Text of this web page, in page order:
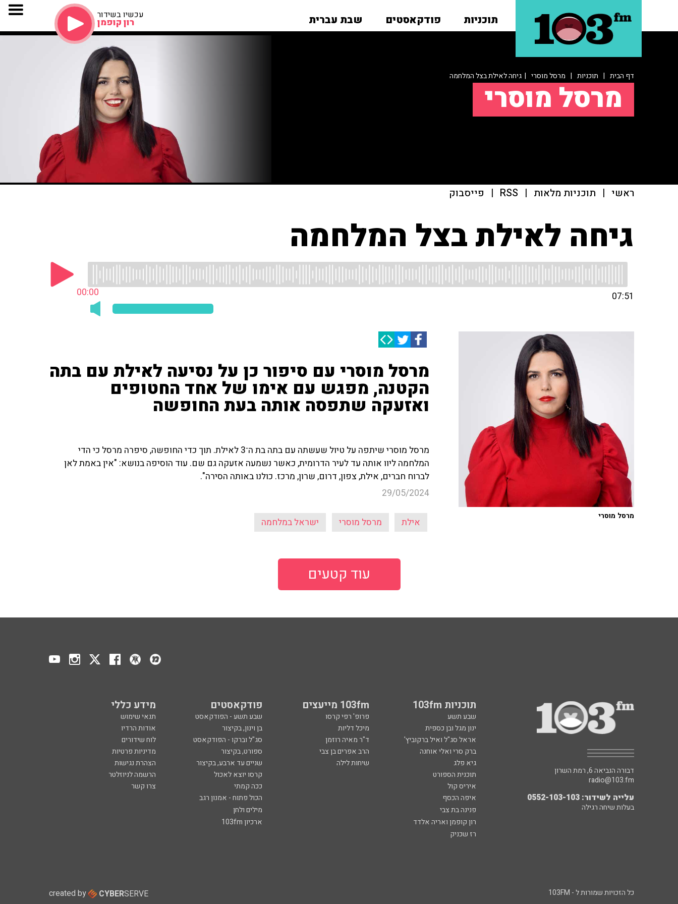
תוכניות פודקאסטים שבת עברית עכשיו בשידור
רון קופמן
דף הבית | תוכניות | מרסל מוסרי | גיחה לאילת בצל המלחמה
מרסל מוסרי
ראשי | תוכניות מלאות |
RSS
| פייסבוק
גיחה לאילת בצל המלחמה
00:00 07:51
מרסל מוסרי עם סיפור כן על נסיעה לאילת עם בתה
הקטנה, מפגש עם אימו של אחד החטופים
ואזעקה שתפסה אותה בעת החופשה
מרסל מוסרי שיתפה על טיול שעשתה עם בתה בת ה־3 לאילת. תוך כדי החופשה, סיפרה מרסל כי הדי
המלחמה ליוו אותה עד לעיר הדרומית, כאשר נשמעה אזעקה גם שם. עוד הוסיפה בנושא: "אין באמת לאן
לברוח חברים, אילת, צפון, דרום, שרון, מרכז. כולנו באותה הסירה".
29/05/2024
אילת מרסל מוסרי ישראל במלחמה
מרסל מוסרי
עוד קטעים
תוכניות 103fm 103fm מייעצים פודקאסטים מידע כללי
שבע תשע פרופ' רפי קרסו שבע תשע - הפודקאסט
תנאי שימוש
ינון מגל ובן כספית
מיכל דליות בן וינון, בקיצור
אודות הרדיו
אראל סג"ל ואיל ברקוביץ'
ד"ר מאיה רוזמן סג"ל וברקו - הפודקאסט
לוח שידורים
ברק סרי ואלי אוחנה
הרב אפרים בן צבי ספורט, בקיצור
מדיניות פרטיות
גיא פלג
שיחות לילה שניים עד ארבע, בקיצור
הצהרת נגישות
תוכנית הספורט
קרסו יוצא לאכול
הרשמה לניוזלטר
איריס קול
ככה קמתי
צרו קשר
איפה הכסף
הכול פתוח - אמנון רגב
פנינה בת צבי
מילים ולחן
רון קופמן ואריה אלדד
ארכיון 103fm
רז שכניק
דבורה הנביאה 6, רמת השרון
radio@103.fm
עלייה לשידור: 0552-103-103
בעלות שיחה רגילה
כל הזכויות שמורות ל - 103FM created by CYBERSERVE